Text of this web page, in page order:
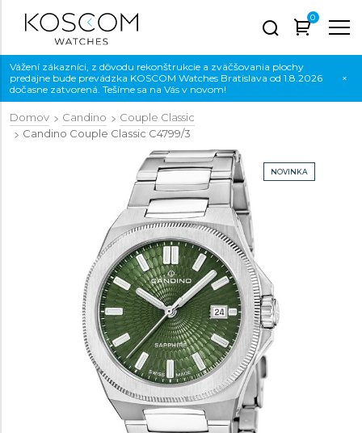
0
Vážení zákazníci, z dôvodu rekonštrukcie a zväčšovania plochy
predajne bude prevádzka KOSCOM Watches Bratislava od 1.8.2026
dočasne zatvorená. Tešíme sa na Vás v novom!
×
Domov Candino
Couple Classic
Candino Couple Classic C4799/3
NOVINKA